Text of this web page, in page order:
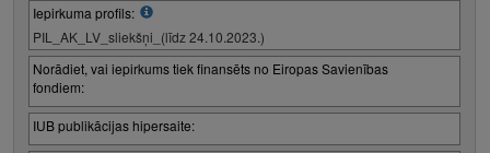
Iepirkuma profils:
PIL_AK_LV_sliekšņi_(līdz 24.10.2023.)
Norādiet, vai iepirkums tiek finansēts no Eiropas Savienības
fondiem:
IUB publikācijas hipersaite: